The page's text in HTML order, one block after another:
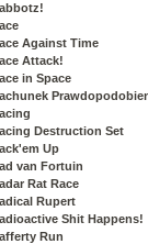
Against Time
Attack!
in Space
Destruction Set
Up
van Fortuin
Rat Race
Rupert
Shit Happens!
Run